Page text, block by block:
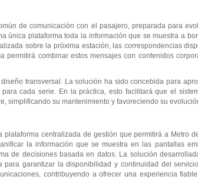
de comunicación con el pasajero, preparada para
plataforma toda la información que se muestra a
sobre la próxima estación, las correspondencias
permitirá combinar estos mensajes con contenidos
transversal. La solución ha sido concebida para
cada serie. En la práctica, esto facilitará que el
simplificando su mantenimiento y favoreciendo su
centralizada de gestión que permitirá a Metro
la información que se muestra en las pantallas
de decisiones basada en datos. La solución
para garantizar la disponibilidad y continuidad del
contribuyendo a ofrecer una experiencia